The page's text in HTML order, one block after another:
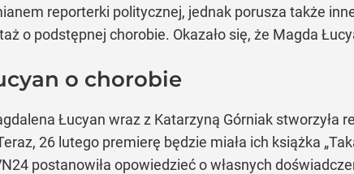
reporterki politycznej, jednak porusza także
o podstępnej chorobie. Okazało się, że Magda
o chorobie
Łucyan wraz z Katarzyną Górniak stworzyła
26 lutego premierę będzie miała ich książka
postanowiła opowiedzieć o własnych